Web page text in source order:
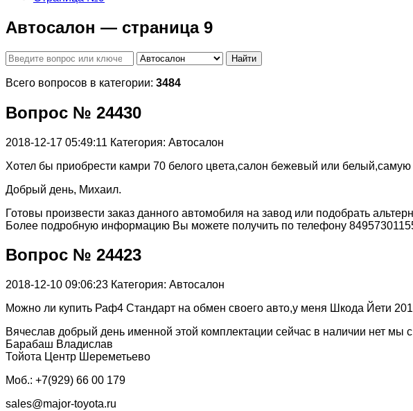
Автосалон — страница 9
Найти
Всего вопросов в категории: 3484
Вопрос № 24430
2018-12-17 05:49:11 Категория: Автосалон
Хотел бы приобрести камри 70 белого цвета,салон бежевый или
Добрый день, Михаил.
Готовы произвести заказ данного автомобиля на завод или подобрать
Более подробную информацию Вы можете получить по телефону
Вопрос № 24423
2018-12-10 09:06:23 Категория: Автосалон
Можно ли купить Раф4 Стандарт на обмен своего авто,у меня Шкода Йети
Вячеслав добрый день именной этой комплектации сейчас в наличии нет
Барабаш Владислав
Тойота Центр Шереметьево
Моб.: +7(929) 66 00 179
sales@major-toyota.ru